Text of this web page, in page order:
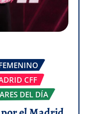
CFF
DEL DÍA